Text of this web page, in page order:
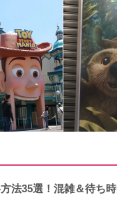
法35選！混雑＆待ち